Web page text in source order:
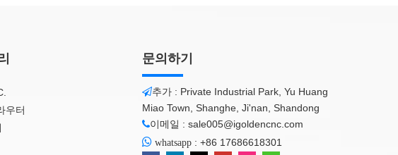
우터
문의하기
추가 : Private Industrial Park, Yu Huang
Miao Town, Shanghe, Ji'nan, Shandong
이메일 : sale005@igoldencnc.com
 whatsapp : +86 17686618301